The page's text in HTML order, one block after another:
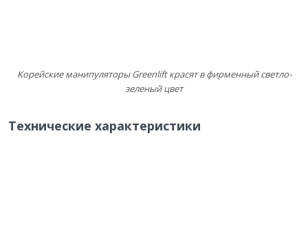
Корейские манипуляторы Greenlift красят в фирменный светло-
зеленый цвет
Технические характеристики